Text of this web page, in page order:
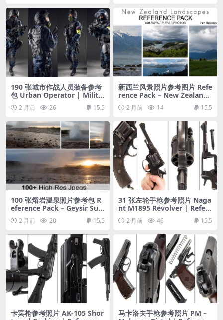
190 张城市作战人员装备参考
包 Urban Operator | Milita
ry Pose & Gear Reference P
ack2 月前 26 15.5
新西兰风景照片参考图片 Refe
rence Pack – New Zealand
Landscapes – 400 Royalty F
ree Photos
2 月前 14 15.5
100 张熔岩温泉照片参考包 R
eference Pack – Geysir Sun
rise2 月前 20 15.5
31 张左轮手枪参考照片 Naga
nt M1895 Revolver | Refere
nce Pack
2 月前 46 15.5
卡宾枪参考照片 AK-105 Shor
马卡洛夫手枪参考照片 PM –